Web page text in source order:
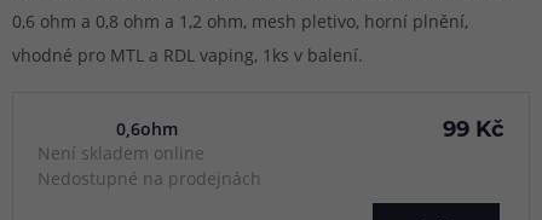
0,6 ohm a 0,8 ohm a 1,2 ohm, mesh pletivo, horní plnění,
vhodné pro MTL a RDL vaping, 1ks v balení.
0,6ohm
Není skladem online
Nedostupné na prodejnách
99 Kč